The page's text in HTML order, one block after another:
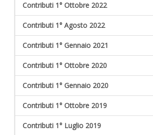
Contributi 1° Ottobre 2022
Contributi 1° Agosto 2022
Contributi 1° Gennaio 2021
Contributi 1° Ottobre 2020
Contributi 1° Gennaio 2020
Contributi 1° Ottobre 2019
Contributi 1° Luglio 2019